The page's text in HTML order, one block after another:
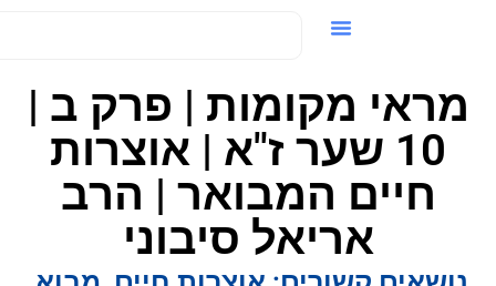
מראי מקומות | פרק ב |
10 שער ז"א | אוצרות
חיים המבואר | הרב
אריאל סיבוני